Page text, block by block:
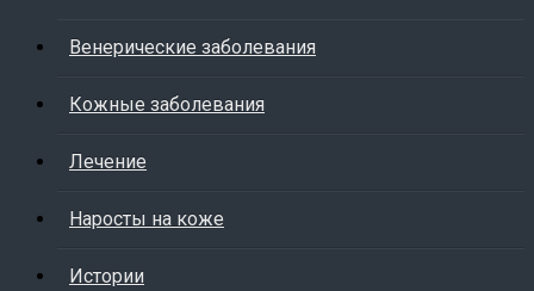
Венерические заболевания
Кожные заболевания
Лечение
Наросты на коже
Истории